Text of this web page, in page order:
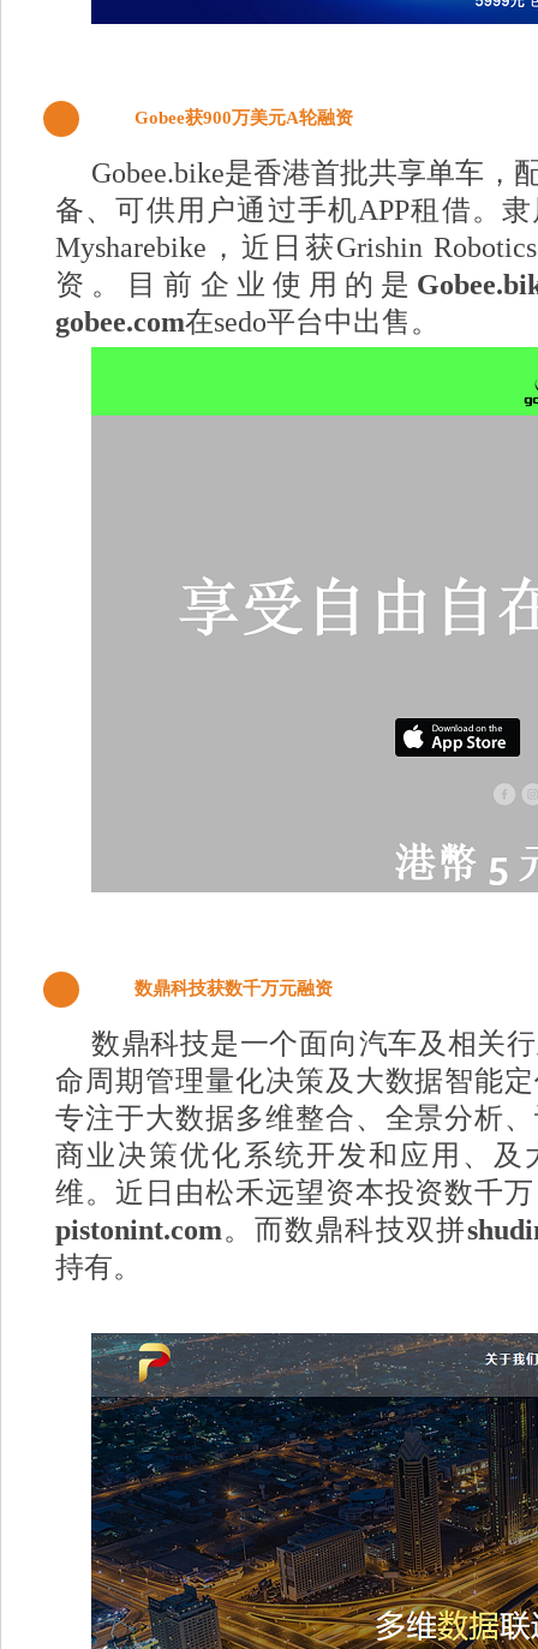
Gobee获900万美元A轮融资
Gobee.bike是香港首批共享单车，
备、可供用户通过手机APP租借。
Mysharebike，近日获Grishin
资。目前企业使用的是
gobee.com在sedo平台中出售。
数鼎科技获数千万元融资
数鼎科技是一个面向汽车及相关
命周期管理量化决策及大数据智能
专注于大数据多维整合、全景分析
商业决策优化系统开发和应用、及
维。近日由松禾远望资本投资数千
pistonint.com。而数鼎科技双拼
持有。